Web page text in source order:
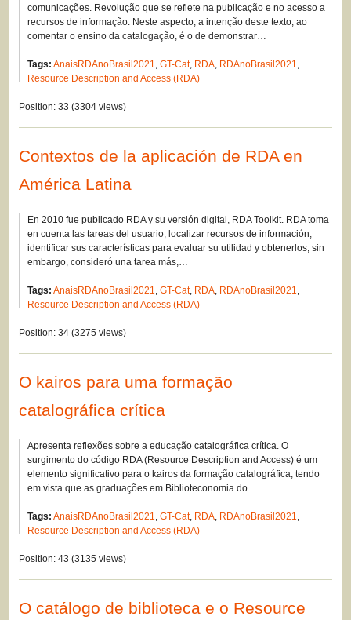
comunicações. Revolução que se reflete na publicação e no acesso a
recursos de informação. Neste aspecto, a intenção deste texto, ao
comentar o ensino da catalogação, é o de demonstrar…
Tags: AnaisRDAnoBrasil2021, GT-Cat, RDA, RDAnoBrasil2021,
Resource Description and Access (RDA)
Position: 33 (3304 views)
Contextos de la aplicación de RDA en
América Latina
En 2010 fue publicado RDA y su versión digital, RDA Toolkit. RDA toma
en cuenta las tareas del usuario, localizar recursos de información,
identificar sus características para evaluar su utilidad y obtenerlos, sin
embargo, consideró una tarea más,…
Tags: AnaisRDAnoBrasil2021, GT-Cat, RDA, RDAnoBrasil2021,
Resource Description and Access (RDA)
Position: 34 (3275 views)
O kairos para uma formação
catalográfica crítica
Apresenta reflexões sobre a educação catalográfica crítica. O
surgimento do código RDA (Resource Description and Access) é um
elemento significativo para o kairos da formação catalográfica, tendo
em vista que as graduações em Biblioteconomia do…
Tags: AnaisRDAnoBrasil2021, GT-Cat, RDA, RDAnoBrasil2021,
Resource Description and Access (RDA)
Position: 43 (3135 views)
O catálogo de biblioteca e o Resource